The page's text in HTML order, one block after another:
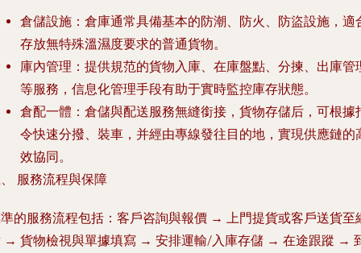
倉儲設施 ：倉庫通常具備基本的防潮、防火、防盜設施，適
存放無特殊溫濕度要求的普通貨物。
庫內管理 ：提供規范的貨物入庫、在庫盤點、分揀、出庫管
等服務，信息化管理手段有助于實時監控庫存狀態。
倉配一體 ：倉儲與配送服務無縫銜接，貨物存儲后，可根據
令快速分撥、裝車，并經由專線發往目的地，實現供應鏈的
效協同。
服務流程與保障
的服務流程包括：客戶咨詢與報價 → 上門提貨或客戶送貨至
→ 貨物檢視與單據填寫 → 安排運輸/入庫存儲 → 在途跟蹤 →